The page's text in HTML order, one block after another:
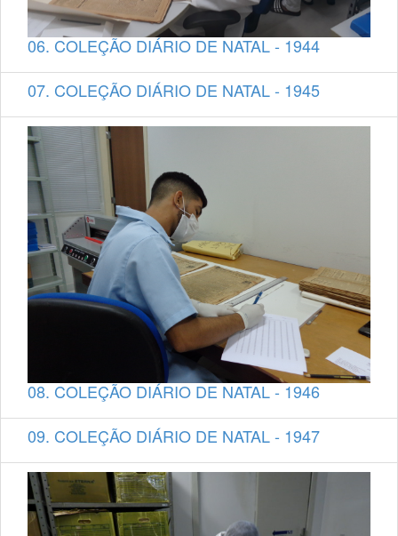
06. COLEÇÃO DIÁRIO DE NATAL - 1944
07. COLEÇÃO DIÁRIO DE NATAL - 1945
08. COLEÇÃO DIÁRIO DE NATAL - 1946
09. COLEÇÃO DIÁRIO DE NATAL - 1947